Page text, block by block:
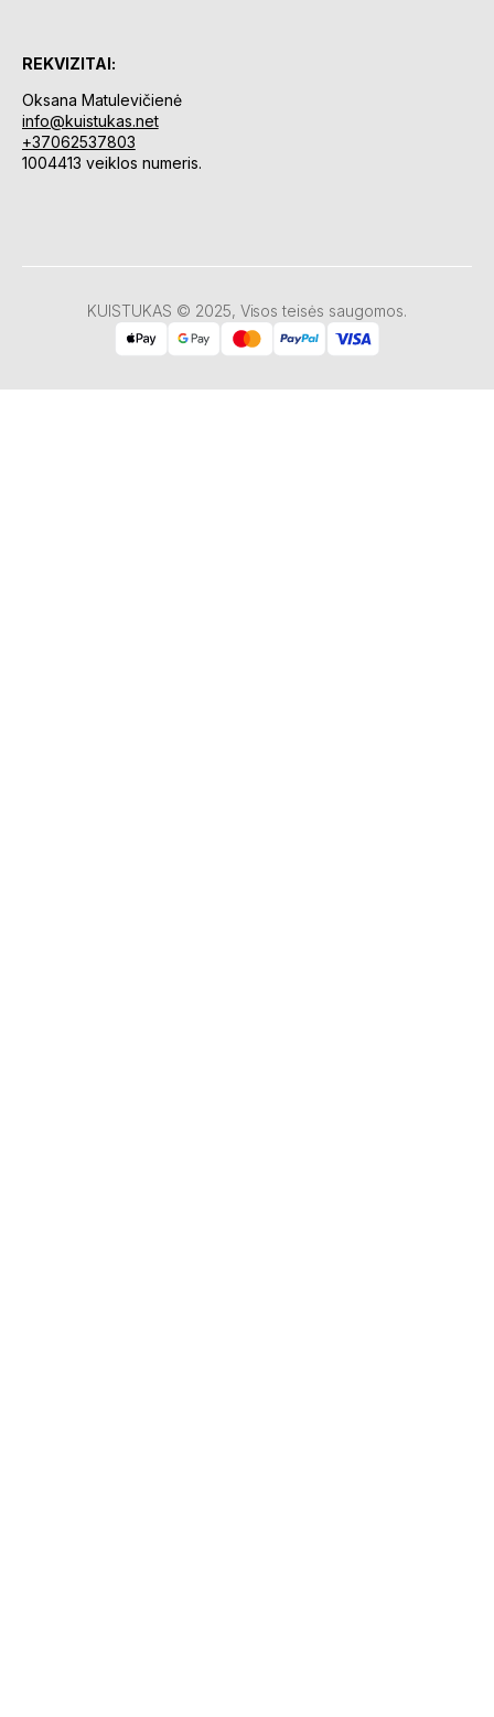
REKVIZITAI:
Oksana Matulevičienė
info@kuistukas.net
+37062537803
1004413 veiklos numeris.
KUISTUKAS © 2025, Visos teisės saugomos.